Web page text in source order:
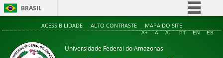
BRASIL
Simplifique!
ACESSIBILIDADE ALTO CONTRASTE MAPA DO SITE
A+ A A- PT EN ES
Universidade Federal do Amazonas